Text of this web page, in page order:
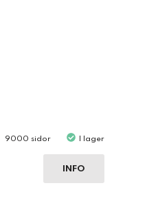
9000 sidor I lager
INFO